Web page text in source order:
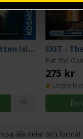
EXIT - The Forgotten Island
Exit the
275 kr
Längre
Visa alla delar och format